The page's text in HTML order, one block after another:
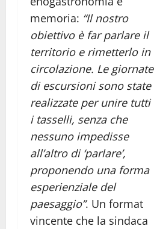
memoria: “Il nostro
obiettivo è far parlare il
territorio e rimetterlo in
circolazione. Le giornate
di escursioni sono state
realizzate per unire tutti
i tasselli, senza che
nessuno impedisse
all’altro di ‘parlare’,
proponendo una forma
esperienziale del
paesaggio”. Un format
vincente che la sindaca